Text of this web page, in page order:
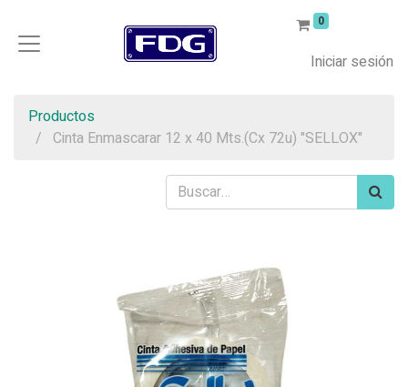
0
Iniciar sesión
Productos
Cinta Enmascarar 12 x 40 Mts.(Cx 72u) "SELLOX"